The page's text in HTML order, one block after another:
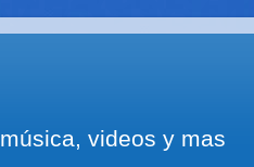
videos y mas